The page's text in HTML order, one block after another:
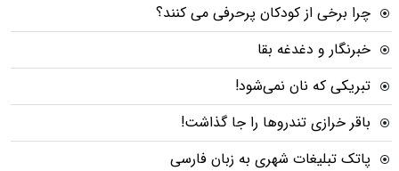
چرا برخی از کودکان پرحرفی می کنند؟
خبرنگار و دغدغه بقا
تبریکی که نان نمی‌شود!
باقر خرازی تندروها را جا گذاشت!
پاتک تبلیغات شهری به زبان فارسی